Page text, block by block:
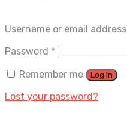
Username or email address
Password *
Remember me
Log in
Lost your password?